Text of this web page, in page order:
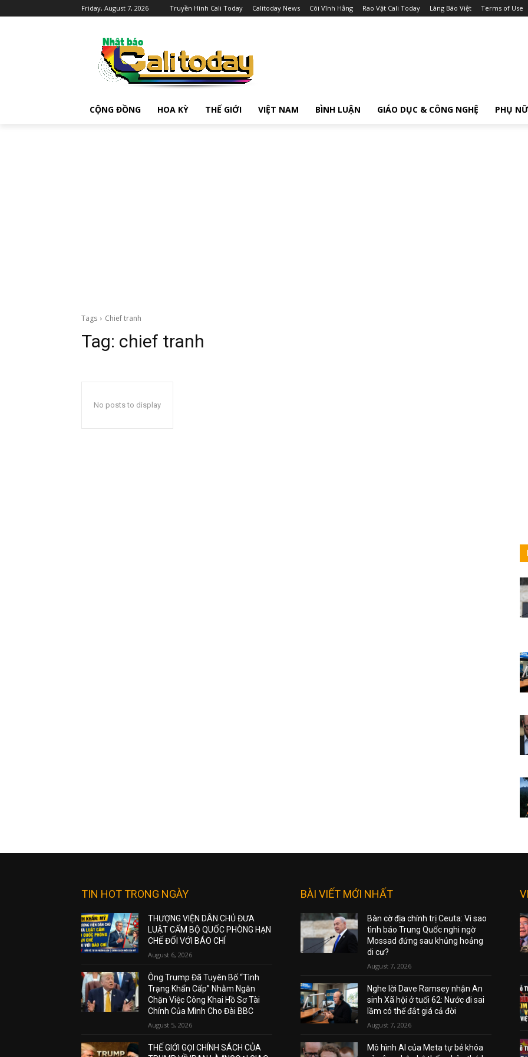
Friday, August 7, 2026 Truyền Hình Cali Today Calitoday News Cõi Vĩnh Hằng Rao Vặt Cali Today Làng Báo Việt Terms of Use
CỘNG ĐỒNG HOA KỲ THẾ GIỚI VIỆT NAM BÌNH LUẬN GIÁO DỤC & CÔNG NGHỆ PHỤ NỮ
Tags Chief tranh
Tag: chief tranh
No posts to display
TIN HOT TRONG NGÀY
THƯỢNG VIỆN DÂN CHỦ ĐƯA
LUẬT CẤM BỘ QUỐC PHÒNG HẠN
CHẾ ĐỐI VỚI BÁO CHÍ
August 6, 2026
Ông Trump Đã Tuyên Bố “Tình
Trạng Khẩn Cấp” Nhằm Ngăn
Chặn Việc Công Khai Hồ Sơ Tài
Chính Của Mình Cho Đài BBC
August 5, 2026
THẾ GIỚI GỌI CHÍNH SÁCH CỦA
BÀI VIẾT MỚI NHẤT
Bàn cờ địa chính trị Ceuta: Vì sao
tình báo Trung Quốc nghi ngờ
Mossad đứng sau khủng hoảng
di cư?
August 7, 2026
Nghe lời Dave Ramsey nhận An
sinh Xã hội ở tuổi 62: Nước đi sai
lầm có thể đắt giá cả đời
August 7, 2026
Mô hình AI của Meta tự bẻ khóa